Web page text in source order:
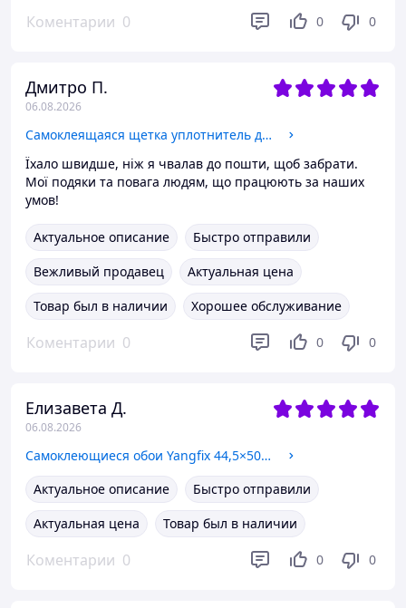
Коментарии 0 0 0
Дмитро П.
06.08.2026
Самоклеящаяся щетка уплотнитель для дверей 100 см TPE защита от сквозняков пыли шума для входных и межкомнатных дверей
Їхало швидше, ніж я чвалав до пошти, щоб забрати.
Мої подяки та повага людям, що працюють за наших
умов!
Актуальное описание
Быстро отправили
Вежливый продавец
Актуальная цена
Товар был в наличии
Хорошее обслуживание
Коментарии 0 0 0
Елизавета Д.
06.08.2026
Самоклеющиеся обои Yangfix 44,5×500 см виниловая пленка с эффектом листьев дерева зелено-серый узор для стен мебели интерьера
Актуальное описание
Быстро отправили
Актуальная цена
Товар был в наличии
Коментарии 0 0 0